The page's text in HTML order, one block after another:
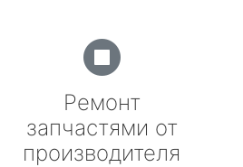
Ремонт
запчастями от
производителя